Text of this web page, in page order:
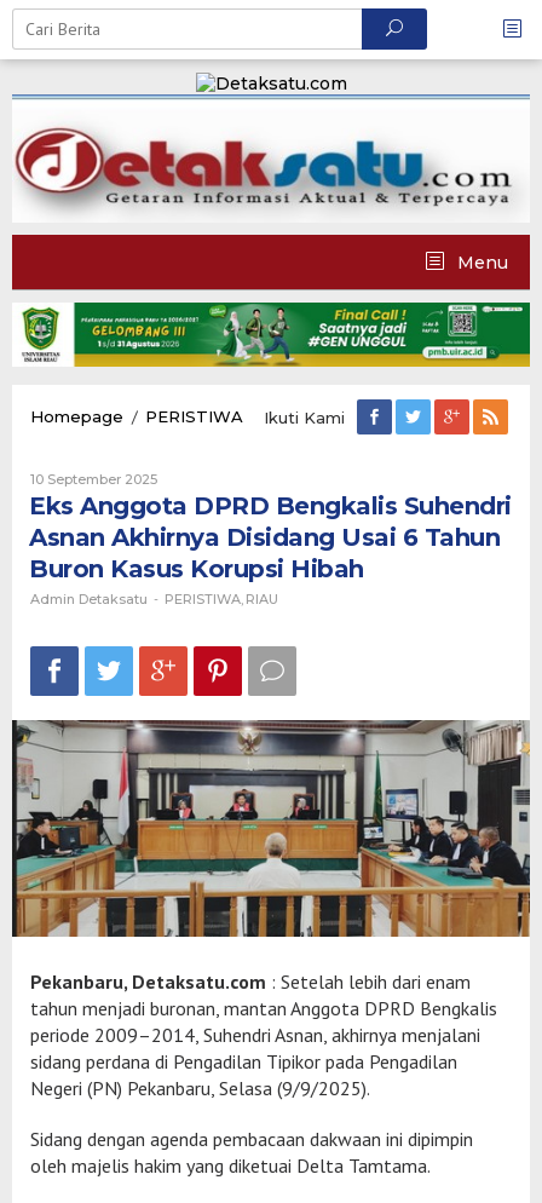
Skip
content
Menu
Homepage / PERISTIWA
Suhendri
Asnan
Akhirnya
Disidang
Usai
6
Buron
Kasus
Korupsi
Hibah
Ikuti Kami
10 September 2025Oleh
Admin
Detaksatu
Eks Anggota DPRD Bengkalis Suhendri
Asnan Akhirnya Disidang Usai 6 Tahun
Buron Kasus Korupsi Hibah
Admin Detaksatu - PERISTIWA, RIAU
Pekanbaru, Detaksatu.com : Setelah lebih dari enam
tahun menjadi buronan, mantan Anggota DPRD Bengkalis
periode 2009–2014, Suhendri Asnan, akhirnya menjalani
sidang perdana di Pengadilan Tipikor pada Pengadilan
Negeri (PN) Pekanbaru, Selasa (9/9/2025).
Sidang dengan agenda pembacaan dakwaan ini dipimpin
oleh majelis hakim yang diketuai Delta Tamtama.